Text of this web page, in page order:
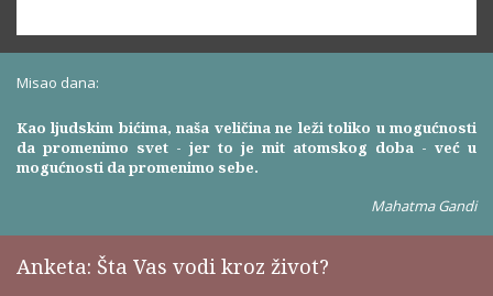
Misao dana:
Kao ljudskim bićima, naša veličina ne leži toliko u mogućnosti
da promenimo svet - jer to je mit atomskog doba - već u
mogućnosti da promenimo sebe.
Mahatma Gandi
Anketa: Šta Vas vodi kroz život?